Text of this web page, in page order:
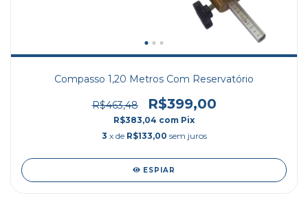
Compasso 1,20 Metros Com Reservatório
R$463,48 R$399,00
R$383,04 com Pix
3 x de R$133,00 sem juros
ESPIAR